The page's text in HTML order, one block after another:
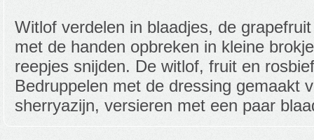
Witlof verdelen in blaadjes, de
met de handen opbreken in kleine
reepjes snijden. De witlof, fruit en
Bedruppelen met de dressing gemaakt
sherryazijn, versieren met een paar